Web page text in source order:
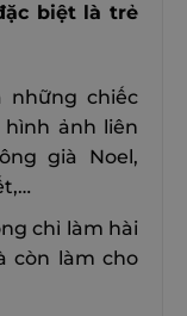
biệt là trẻ
những chiếc
ảnh liên
già Noel,
chỉ làm hài
còn làm cho